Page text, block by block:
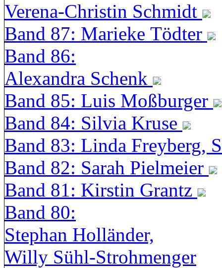
Verena-Christin Schmidt
Band 87: Marieke Tödter
Band 86:
Alexandra Schenk
Band 85: Luis Moßburger
Band 84: Silvia Kruse
Band 83: Linda Freyberg,
Band 82: Sarah Pielmeier
Band 81: Kirstin Grantz
Band 80:
Stephan Holländer,
Willy Sühl-Strohmenger